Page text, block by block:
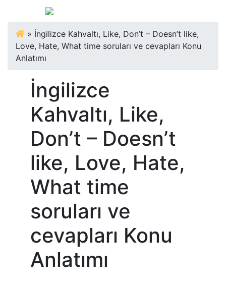
» İngilizce Kahvaltı, Like, Don’t – Doesn’t like,
Love, Hate, What time soruları ve cevapları Konu
Anlatımı
İngilizce
Kahvaltı, Like,
Don’t – Doesn’t
like, Love, Hate,
What time
soruları ve
cevapları Konu
Anlatımı